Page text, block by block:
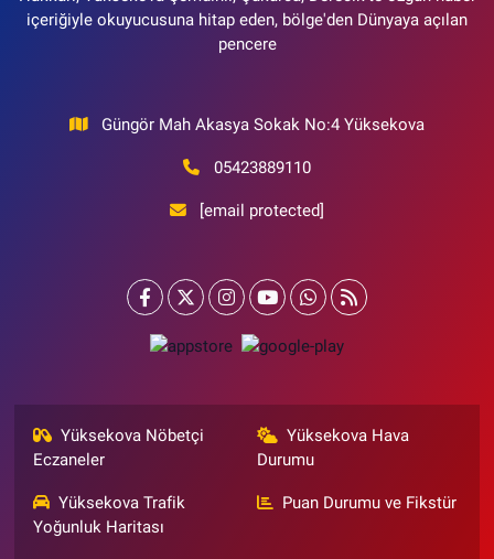
içeriğiyle okuyucusuna hitap eden, bölge'den Dünyaya açılan
pencere
Güngör Mah Akasya Sokak No:4 Yüksekova
05423889110
[email protected]
Yüksekova Nöbetçi
Eczaneler
Yüksekova Hava
Durumu
Yüksekova Trafik
Yoğunluk Haritası
Puan Durumu ve Fikstür